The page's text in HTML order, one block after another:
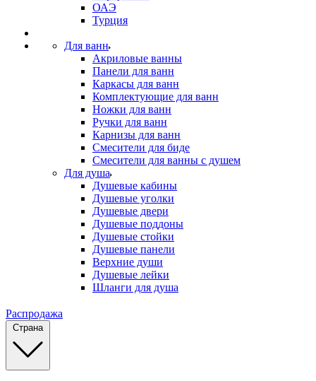
ОАЭ
Турция
Для ванн
Акриловые ванны
Панели для ванн
Каркасы для ванн
Комплектующие для ванн
Ножки для ванн
Ручки для ванн
Карнизы для ванн
Смесители для биде
Смесители для ванны с душем
Для душа
Душевые кабины
Душевые уголки
Душевые двери
Душевые поддоны
Душевые стойки
Душевые панели
Верхние души
Душевые лейки
Шланги для душа
Распродажа
Страна